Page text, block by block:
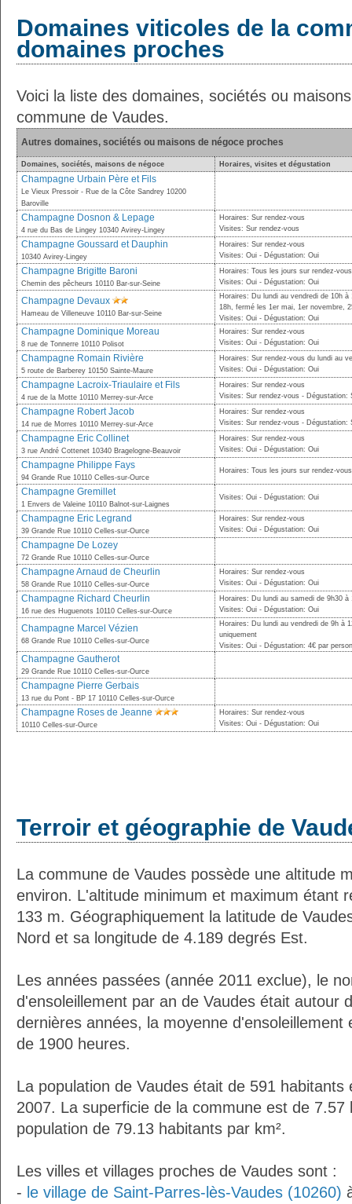
Domaines viticoles de la
domaines proches
Voici la liste des domaines, sociétés ou
commune de Vaudes.
Autres domaines, sociétés ou maisons de négoce proches
Domaines, sociétés, maisons de négoce Horaires, visites et dégustation
Champagne Urbain Père et Fils
Le Vieux Pressoir - Rue de la Côte Sandrey 10200
Baroville
Champagne Dosnon & Lepage
4 rue du Bas de Lingey 10340 Avirey-Lingey
Horaires: Sur rendez-vous
Visites: Sur rendez-vous
Champagne Goussard et Dauphin
10340 Avirey-Lingey
Horaires: Sur rendez-vous
Visites: Oui - Dégustation: Oui
Champagne Brigitte Baroni
Chemin des pêcheurs 10110 Bar-sur-Seine
Horaires: Tous les jours sur rendez-vous
Visites: Oui - Dégustation: Oui
Champagne Devaux
Hameau de Villeneuve 10110 Bar-sur-Seine
Horaires: Du lundi au vendredi de 10h
18h, fermé les 1er mai, 1er novembre,
Visites: Oui - Dégustation: Oui
Champagne Dominique Moreau
8 rue de Tonnerre 10110 Polisot
Horaires: Sur rendez-vous
Visites: Oui - Dégustation: Oui
Champagne Romain Rivière
5 route de Barberey 10150 Sainte-Maure
Horaires: Sur rendez-vous du lundi au
Visites: Oui - Dégustation: Oui
Champagne Lacroix-Triaulaire et Fils
4 rue de la Motte 10110 Merrey-sur-Arce
Horaires: Sur rendez-vous
Visites: Sur rendez-vous - Dégustation:
Champagne Robert Jacob
14 rue de Morres 10110 Merrey-sur-Arce
Horaires: Sur rendez-vous
Visites: Sur rendez-vous - Dégustation:
Champagne Eric Collinet
3 rue André Cottenet 10340 Bragelogne-Beauvoir
Horaires: Sur rendez-vous
Visites: Oui - Dégustation: Oui
Champagne Philippe Fays
94 Grande Rue 10110 Celles-sur-Ource
Horaires: Tous les jours sur rendez-
Champagne Gremillet
1 Envers de Valeine 10110 Balnot-sur-Laignes
Visites: Oui - Dégustation: Oui
Champagne Eric Legrand
39 Grande Rue 10110 Celles-sur-Ource
Horaires: Sur rendez-vous
Visites: Oui - Dégustation: Oui
Champagne De Lozey
72 Grande Rue 10110 Celles-sur-Ource
Champagne Arnaud de Cheurlin
58 Grande Rue 10110 Celles-sur-Ource
Horaires: Sur rendez-vous
Visites: Oui - Dégustation: Oui
Champagne Richard Cheurlin
16 rue des Huguenots 10110 Celles-sur-Ource
Horaires: Du lundi au samedi de 9h30 à
Visites: Oui - Dégustation: Oui
Champagne Marcel Vézien
68 Grande Rue 10110 Celles-sur-Ource
Horaires: Du lundi au vendredi de 9h à
uniquement
Visites: Oui - Dégustation: 4€ par
Champagne Gautherot
29 Grande Rue 10110 Celles-sur-Ource
Champagne Pierre Gerbais
13 rue du Pont - BP 17 10110 Celles-sur-Ource
Champagne Roses de Jeanne
10110 Celles-sur-Ource
Horaires: Sur rendez-vous
Visites: Oui - Dégustation: Oui
Terroir et géographie de
La commune de Vaudes possède une altitude
environ. L'altitude minimum et maximum étant
133 m. Géographiquement la latitude de
Nord et sa longitude de 4.189 degrés Est.
Les années passées (année 2011 exclue), le
d'ensoleillement par an de Vaudes était autour
dernières années, la moyenne d'ensoleillement
de 1900 heures.
La population de Vaudes était de 591 habitants
2007. La superficie de la commune est de 7.57
population de 79.13 habitants par km².
Les villes et villages proches de Vaudes sont :
- le village de Saint-Parres-lès-Vaudes (10260)